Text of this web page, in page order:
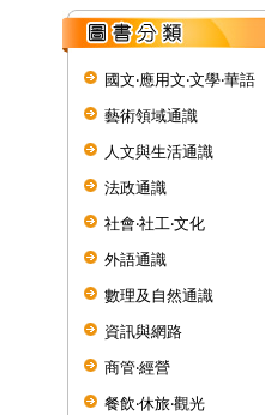
國文‧應用文‧文學‧華語
藝術領域通識
人文與生活通識
法政通識
社會‧社工‧文化
外語通識
數理及自然通識
資訊與網路
商管‧經營
餐飲‧休旅‧觀光